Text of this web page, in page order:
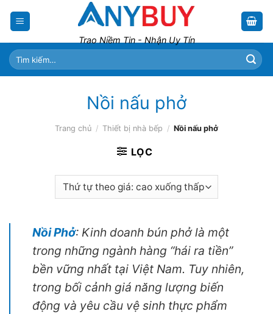
Trao Niềm Tin - Nhận Uy Tín
Tìm
kiếm:
Nồi nấu phở
Trang chủ / Thiết bị nhà bếp / Nồi nấu phở
LỌC
Nồi Phở: Kinh doanh bún phở là một
trong những ngành hàng “hái ra tiền”
bền vững nhất tại Việt Nam. Tuy nhiên,
trong bối cảnh giá năng lượng biến
động và yêu cầu vệ sinh thực phẩm